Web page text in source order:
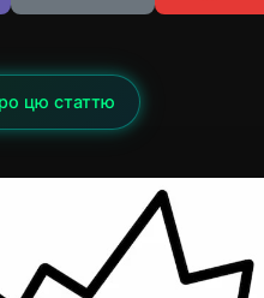
цю статтю